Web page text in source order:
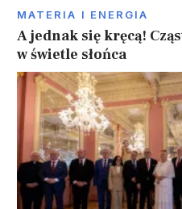
MATERIA I ENERGIA
A jednak się kręcą!
w świetle słońca